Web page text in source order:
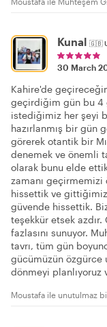
Kunal 🇬🇧
30 March
Kahire'de
geçirdiğim gün bu 4
istediğimiz her şeyi
hazırlanmış bir gün
görerek otantik bir
denemek ve önemli
olarak bunu elde
zamanı geçirmemizi
hissettik ve
güvende hissettik.
teşekkür etsek
fazlasını sunuyor.
tavrı, tüm gün
gücümüzün özgürce
dönmeyi planlıyoruz
Moustafa ile unutulmaz